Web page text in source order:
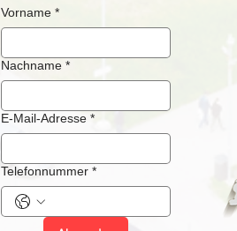
Vorname *
Nachname *
E-Mail-Adresse *
Telefonnummer *